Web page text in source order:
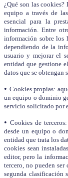
¿Qué son las cookies?
equipo a través de
esencial para la
información. Entre
información sobre los
dependiendo de la
usuario y mejorar el
entidad que gestione
datos que se obtengan
• Cookies propias:
un equipo o dominio
servicio solicitado por
• Cookies de
desde un equipo o
entidad que trata los
cookies sean
editor, pero la
tercero, no pueden
segunda clasificación